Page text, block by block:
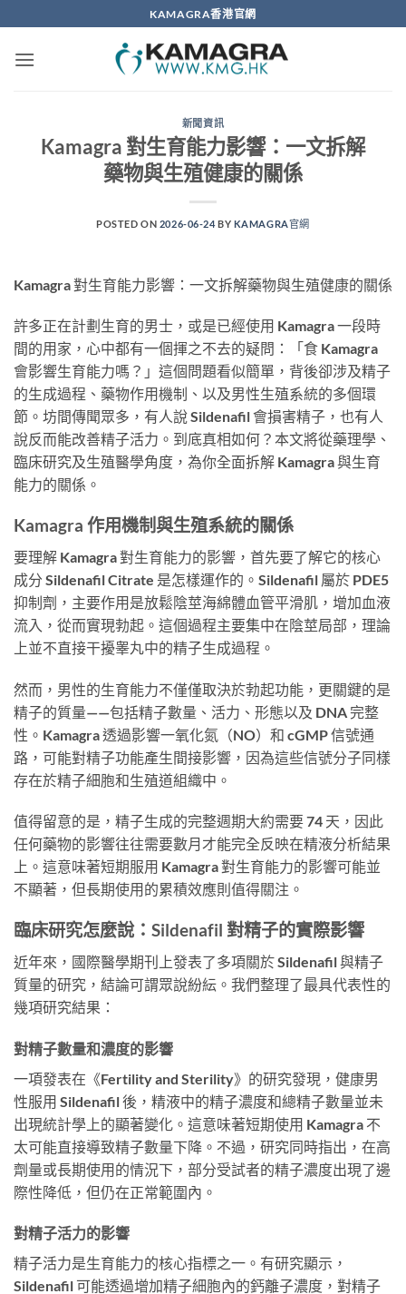
to
content
KAMAGRA香港官網
新聞資訊
Kamagra 對生育能力影響：一文拆解
藥物與生殖健康的關係
POSTED ON 2026-06-24BY KAMAGRA官網
Kamagra 對生育能力影響：一文拆解藥物與生殖健康的關係
許多正在計劃生育的男士，或是已經使用 Kamagra 一段時
間的用家，心中都有一個揮之不去的疑問：「食 Kamagra
會影響生育能力嗎？」這個問題看似簡單，背後卻涉及精子
的生成過程、藥物作用機制、以及男性生殖系統的多個環
節。坊間傳聞眾多，有人說 Sildenafil 會損害精子，也有人
說反而能改善精子活力。到底真相如何？本文將從藥理學、
臨床研究及生殖醫學角度，為你全面拆解 Kamagra 與生育
能力的關係。
Kamagra 作用機制與生殖系統的關係
要理解 Kamagra 對生育能力的影響，首先要了解它的核心
成分 Sildenafil Citrate 是怎樣運作的。Sildenafil 屬於 PDE5
抑制劑，主要作用是放鬆陰莖海綿體血管平滑肌，增加血液
流入，從而實現勃起。這個過程主要集中在陰莖局部，理論
上並不直接干擾睾丸中的精子生成過程。
然而，男性的生育能力不僅僅取決於勃起功能，更關鍵的是
精子的質量——包括精子數量、活力、形態以及 DNA 完整
性。Kamagra 透過影響一氧化氮（NO）和 cGMP 信號通
路，可能對精子功能產生間接影響，因為這些信號分子同樣
存在於精子細胞和生殖道組織中。
值得留意的是，精子生成的完整週期大約需要 74 天，因此
任何藥物的影響往往需要數月才能完全反映在精液分析結果
上。這意味著短期服用 Kamagra 對生育能力的影響可能並
不顯著，但長期使用的累積效應則值得關注。
臨床研究怎麼說：Sildenafil 對精子的實際影響
近年來，國際醫學期刊上發表了多項關於 Sildenafil 與精子
質量的研究，結論可謂眾說紛紜。我們整理了最具代表性的
幾項研究結果：
對精子數量和濃度的影響
一項發表在《Fertility and Sterility》的研究發現，健康男
性服用 Sildenafil 後，精液中的精子濃度和總精子數量並未
出現統計學上的顯著變化。這意味著短期使用 Kamagra 不
太可能直接導致精子數量下降。不過，研究同時指出，在高
劑量或長期使用的情況下，部分受試者的精子濃度出現了邊
際性降低，但仍在正常範圍內。
對精子活力的影響
精子活力是生育能力的核心指標之一。有研究顯示，
Sildenafil 可能透過增加精子細胞內的鈣離子濃度，對精子